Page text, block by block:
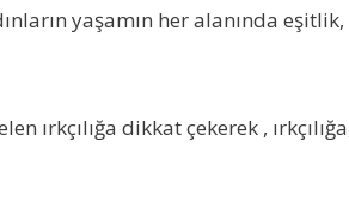
yaşamın her alanında
ırkçılığa dikkat çekerek ,